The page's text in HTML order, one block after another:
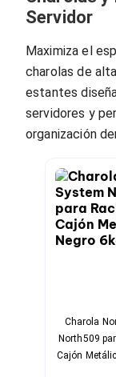
Cables de Audio
Cables de Audio
Cables de Audio
Cables de
Cables de
Cables de
Cables de Red
Cables Patch
Cables Fibra
Cables Coaxiales
Accesorios para
Jacks de Red
Conectores
Tapas y Cajas
Herramientas
Protectores para
Cables para
Cableado
Servidor
Maximiza el
charolas de
estantes
servidores y
organización
Charola
North509
Cajón